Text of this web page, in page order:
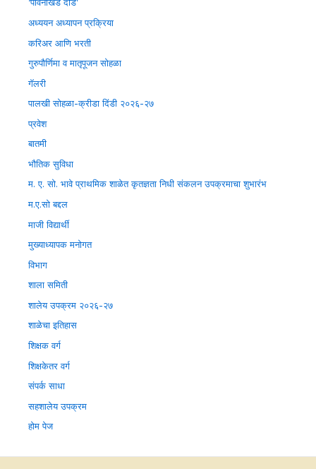
‘पावनखिंड दौड’
अध्ययन अध्यापन प्रक्रिया
करिअर आणि भरती
गुरुपौर्णिमा व मातृपूजन सोहळा
गॅलरी
पालखी सोहळा-क्रीडा दिंडी २०२६-२७
प्रवेश
बातमी
भौतिक सुविधा
म. ए. सो. भावे प्राथमिक शाळेत कृतज्ञता निधी संकलन उपक्रमाचा शुभारंभ
म.ए.सो बद्दल
माजी विद्यार्थी
मुख्याध्यापक मनोगत
विभाग
शाला समिती
शालेय उपक्रम २०२६-२७
शाळेचा इतिहास
शिक्षक वर्ग
शिक्षकेतर वर्ग
संपर्क साधा
सहशालेय उपक्रम
होम पेज